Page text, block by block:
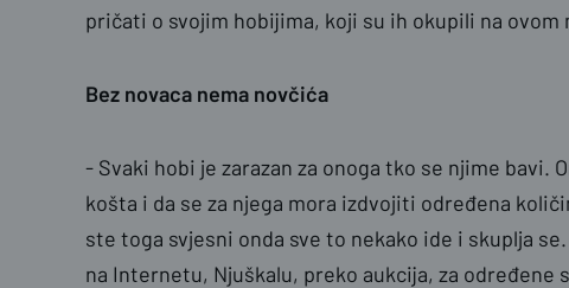
pričati o svojim hobijima, koji su ih okupili na ovom
Bez novaca nema novčića
- Svaki hobi je zarazan za onoga tko se njime bavi.
košta i da se za njega mora izdvojiti određena
ste toga svjesni onda sve to nekako ide i skuplja
na Internetu, Njuškalu, preko aukcija, za